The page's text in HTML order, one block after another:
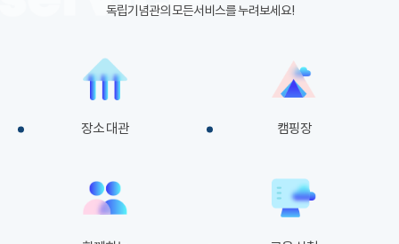
독립기념관의 모든서비스를 누려보세요!
장소 대관 캠핑장